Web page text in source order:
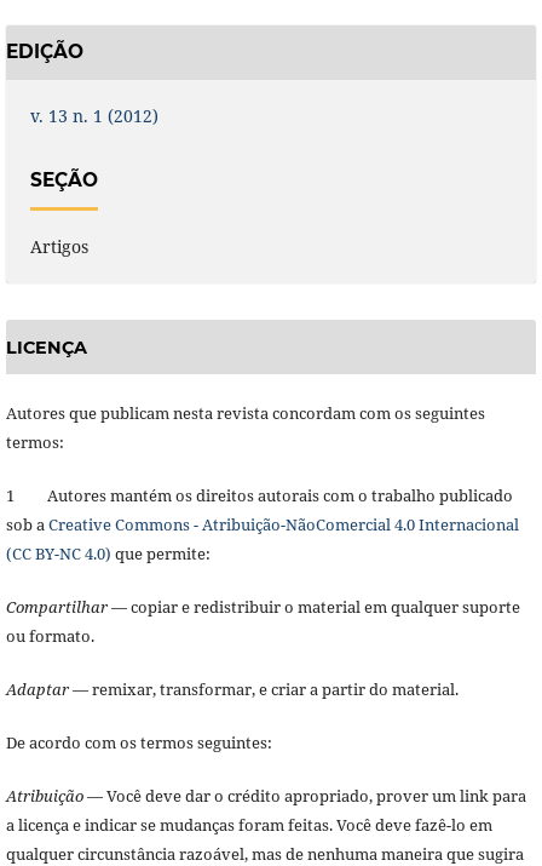
EDIÇÃO
v. 13 n. 1 (2012)
SEÇÃO
Artigos
LICENÇA
Autores que publicam nesta revista concordam com os seguintes
termos:
1 Autores mantém os direitos autorais com o trabalho publicado
sob aCreative Commons - Atribuição-NãoComercial 4.0 Internacional
(CC BY-NC 4.0) que permite:
Compartilhar— copiar e redistribuir o material em qualquer suporte
ou formato.
Adaptar— remixar, transformar, e criar a partir do material.
De acordo com os termos seguintes:
Atribuição— Você deve dar o crédito apropriado, prover um link para
a licença e indicar se mudanças foram feitas. Você deve fazê-lo em
qualquer circunstância razoável, mas de nenhuma maneira que sugira